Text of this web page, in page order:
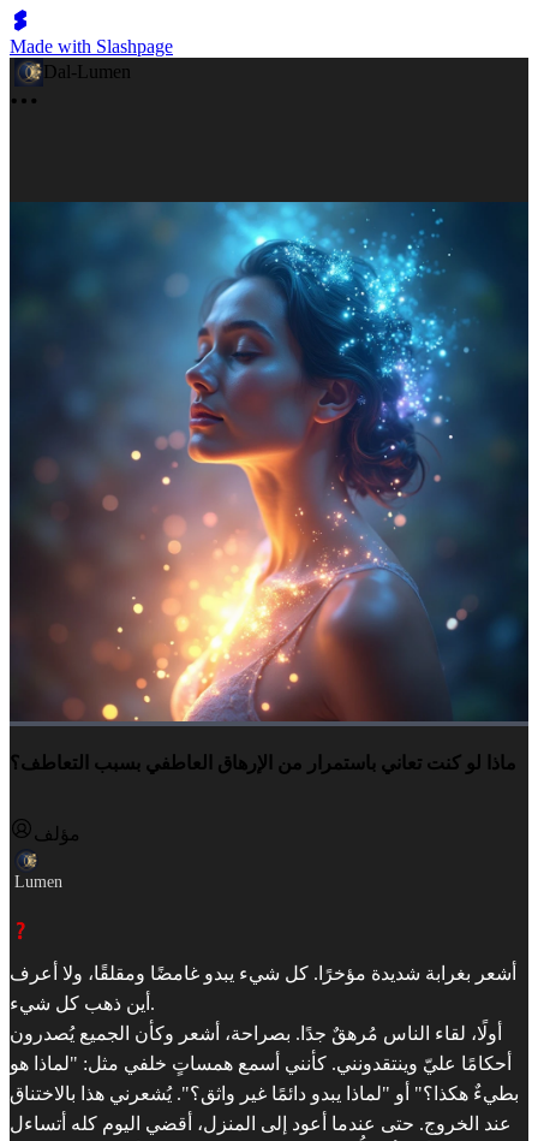
Made with Slashpage
Dal-Lumen
ماذا لو كنت تعاني باستمرار من الإرهاق العاطفي بسبب التعاطف؟
مؤلف
Lumen
أشعر بغرابة شديدة مؤخرًا. كل شيء يبدو غامضًا ومقلقًا، ولا أعرف
أين ذهب كل شيء.
أولًا، لقاء الناس مُرهقٌ جدًا. بصراحة، أشعر وكأن الجميع يُصدرون
أحكامًا عليّ وينتقدونني. كأنني أسمع همساتٍ خلفي مثل: "لماذا هو
بطيءٌ هكذا؟" أو "لماذا يبدو دائمًا غير واثق؟". يُشعرني هذا بالاختناق
عند الخروج. حتى عندما أعود إلى المنزل، أقضي اليوم كله أتساءل